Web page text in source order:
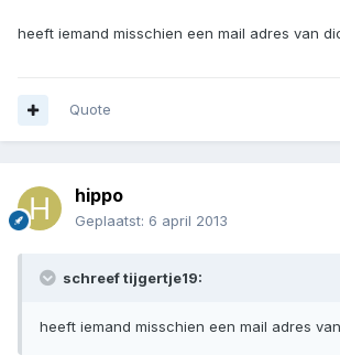
heeft iemand misschien een mail adres van
Quote
hippo
Geplaatst: 6 april 2013
schreef tijgertje19:
heeft iemand misschien een mail adres